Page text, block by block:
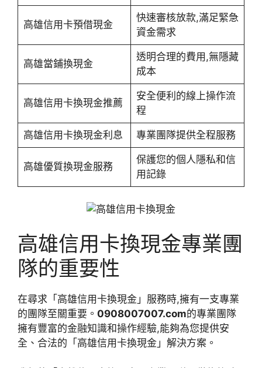
高雄信用卡預借現金
快速審核放款,滿足緊急
資金需求
高雄當鋪換現金
透明合理的費用,無隱藏
成本
高雄信用卡換現金推薦
安全便利的線上操作流
程
高雄信用卡換現金利息 專業團隊提供全程服務
高雄優質換現金服務
保護您的個人隱私和信
用記錄
高雄信用卡換現金專業團
隊的重要性
在尋求「高雄信用卡換現金」服務時,擁有一支專業
的團隊至關重要。 0908007007.com的專業團隊
擁有豐富的金融知識和操作經驗,能夠為您提供安
全、合法的「高雄信用卡換現金」解決方案。